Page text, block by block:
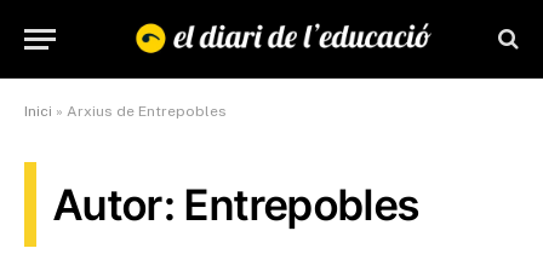
Inici » Arxius de Entrepobles
Autor: Entrepobles